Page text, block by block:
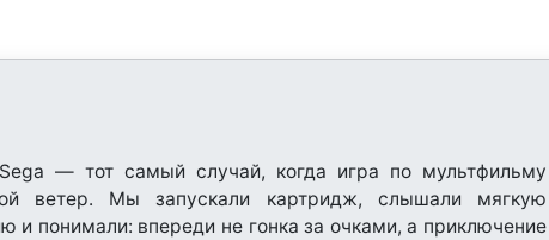
Sega — тот самый случай, когда игра по мультфильму
ветер. Мы запускали картридж, слышали мягкую
и понимали: впереди не гонка за очками, а приключение